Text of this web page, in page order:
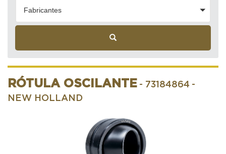
Fabricantes
RÓTULA OSCILANTE - 73184864 -
NEW HOLLAND